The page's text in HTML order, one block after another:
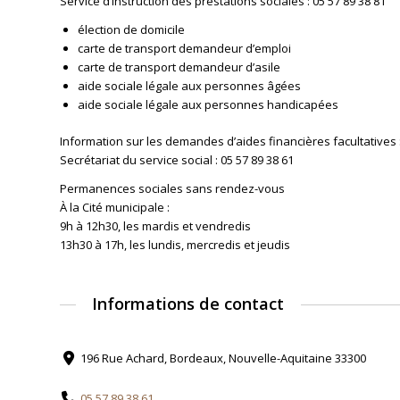
élection de domicile
carte de transport demandeur d’emploi
carte de transport demandeur d’asile
aide sociale légale aux personnes âgées
aide sociale légale aux personnes handicapées
Information sur les demandes d’aides financières facultatives :
Secrétariat du service social : 05 57 89 38 61
Permanences sociales sans rendez-vous
À la Cité municipale :
9h à 12h30, les mardis et vendredis
13h30 à 17h, les lundis, mercredis et jeudis
Informations de contact
196 Rue Achard, Bordeaux, Nouvelle-Aquitaine 33300